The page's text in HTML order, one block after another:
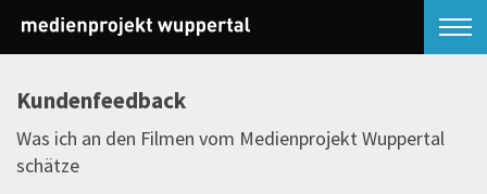
Kundenfeedback
Was ich an den Filmen vom Medienprojekt Wuppertal
schätze